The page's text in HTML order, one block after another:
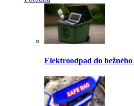
Elektroodpad do